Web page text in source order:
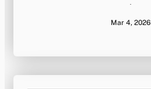
·
Mar 4, 2026